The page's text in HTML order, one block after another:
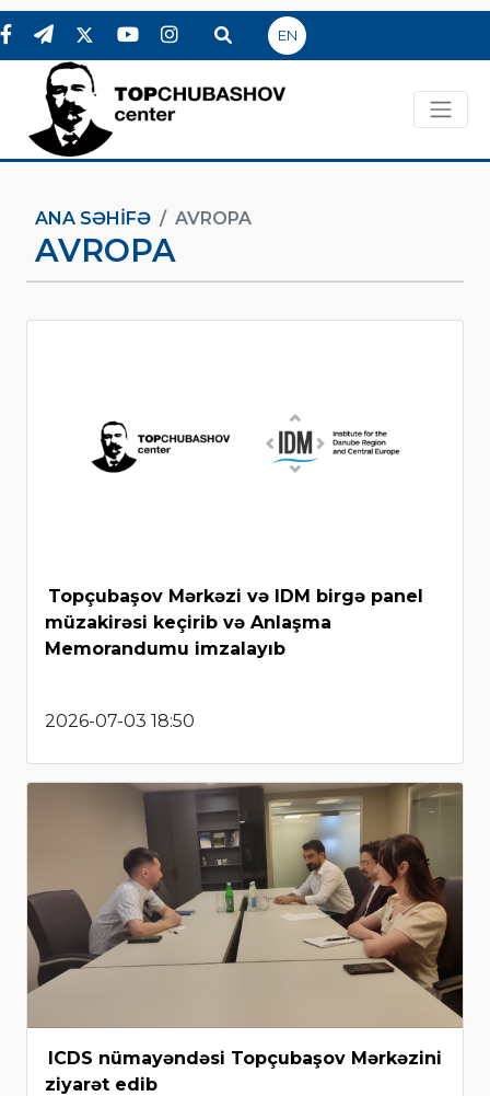
EN
ANA SƏHIFƏ AVROPA
AVROPA
Topçubaşov Mərkəzi və IDM birgə panel
müzakirəsi keçirib və Anlaşma
Memorandumu imzalayıb
2026-07-03 18:50
ICDS nümayəndəsi Topçubaşov Mərkəzini
ziyarət edib